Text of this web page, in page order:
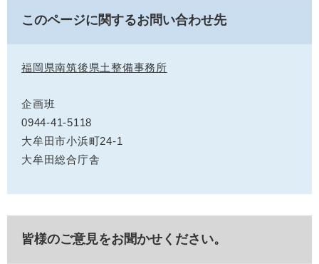
このページに関するお問い合わせ先
福岡県南筑後県土整備事務所
企画班
0944-41-5118
大牟田市小浜町24-1
大牟田総合庁舎
皆様のご意見をお聞かせください。